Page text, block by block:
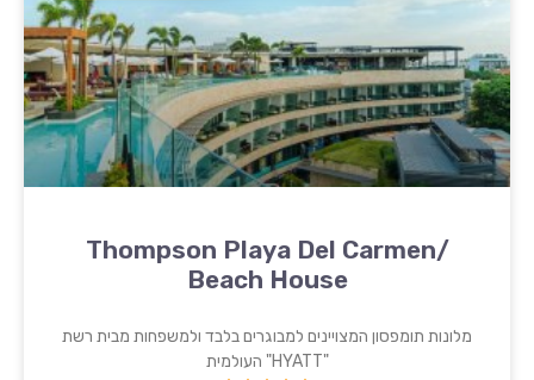
Thompson Playa Del Carmen/
Beach House
מלונות תומפסון המצויינים למבוגרים בלבד ולמשפחות מבית רשת
"HYATT" העולמית